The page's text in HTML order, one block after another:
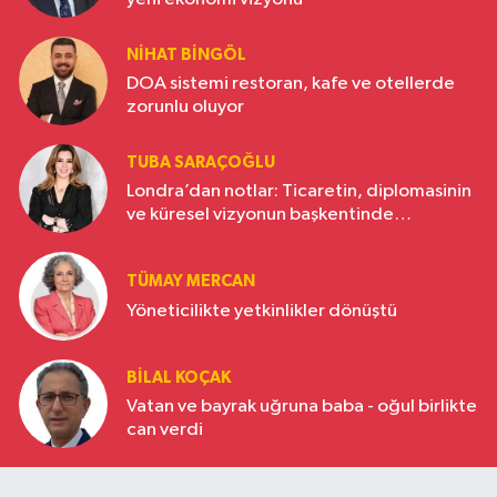
NIHAT BINGÖL
DOA sistemi restoran, kafe ve otellerde
zorunlu oluyor
TUBA SARAÇOĞLU
Londra’dan notlar: Ticaretin, diplomasinin
ve küresel vizyonun başkentinde
TÜMAY MERCAN
Yöneticilikte yetkinlikler dönüştü
BILAL KOÇAK
Vatan ve bayrak uğruna baba - oğul birlikte
can verdi